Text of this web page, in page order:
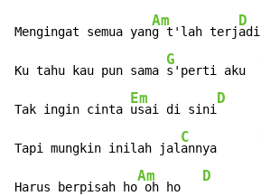
Mengingat semua yan
Am
g t'lah terj
D
adi
Ku tahu kau pun sama
G
s'perti aku
Tak ingin cinta
Em
usai di sini
D
Tapi mungkin inilah jal
C
annya
Harus berpisah ho
Am
oh ho
D